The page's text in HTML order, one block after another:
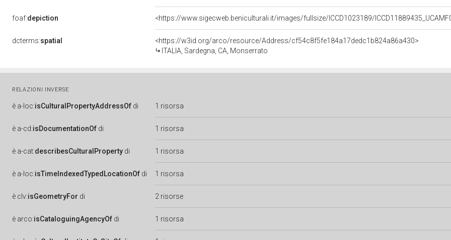
foaf:depiction <https://www.sigecweb.beniculturali.it/images/fullsize/ICCD1023189/
dcterms:spatial
<https://w3id.org/arco/resource/Address/cf54c8f5fe184a17dedc1b824a86a430>
ITALIA, Sardegna, CA, Monserrato
RELAZIONI INVERSE
è a-loc:isCulturalPropertyAddressOf di 1 risorsa
è a-cd:isDocumentationOf di 1 risorsa
è a-cat:describesCulturalProperty di 1 risorsa
è a-loc:isTimeIndexedTypedLocationOf di 1 risorsa
è clv:isGeometryFor di 2 risorse
è arco:isCataloguingAgencyOf di 1 risorsa